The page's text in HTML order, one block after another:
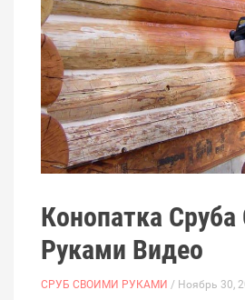
Конопатка
Руками Видео
СРУБ СВОИМИ РУКАМИ / Ноябрь 30,